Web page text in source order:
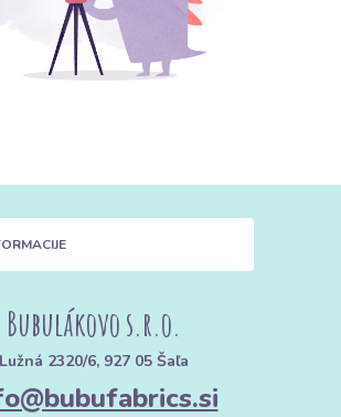
Bubulákovo s.r.o.
Lužná 2320/6, 927 05 Šaľa